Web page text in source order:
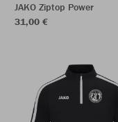
JAKO Ziptop Power
31,00 €